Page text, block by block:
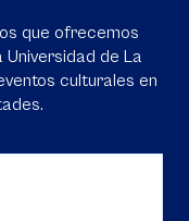
que ofrecemos
de La
culturales en